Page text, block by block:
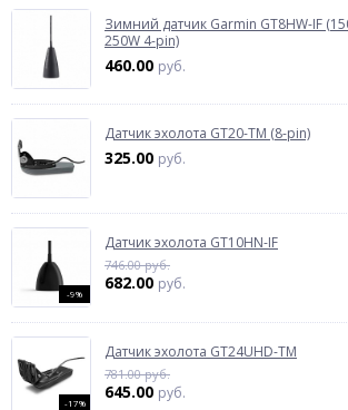
Зимний датчик Garmin GT8HW-IF
250W 4-pin)
460.00 руб.
Датчик эхолота GT20-TM (8-pin)
325.00 руб.
-9%
Датчик эхолота GT10HN-IF
746.00 руб.
682.00 руб.
-17%
Датчик эхолота GT24UHD-TM
781.00 руб.
645.00 руб.